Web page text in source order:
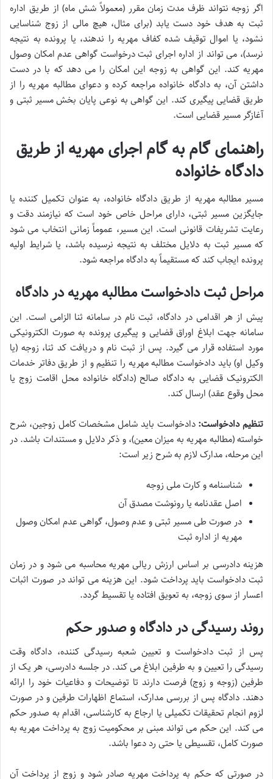
اگر زوجه نتواند ظرف مدت زمان مقرر (معمولاً شش ماه) از طریق اداره
ثبت به هدف خود دست یابد (برای مثال، هیچ مالی از زوج شناسایی
نشود، یا اموال توقیف شده کفاف مهریه را ندهند، یا پرونده به نتیجه
نرسد)، می تواند از اداره اجرای ثبت درخواست گواهی عدم امکان وصول
مهریه کند. این گواهی به زوجه این امکان را می دهد که با در دست
داشتن آن، به دادگاه خانواده مراجعه کرده و دعوای مطالبه مهریه را از
طریق قضایی پیگیری کند. این گواهی به نوعی پایان بخش مسیر ثبتی و
آغازگر مسیر قضایی است.
راهنمای گام به گام اجرای مهریه از طریق
دادگاه خانواده
مسیر مطالبه مهریه از طریق دادگاه خانواده، به عنوان تکمیل کننده یا
جایگزین مسیر ثبتی، دارای مراحل خاص خود است که نیازمند دقت و
رعایت تشریفات قانونی است. این مسیر، عموماً زمانی انتخاب می شود
که مسیر ثبت به دلایل مختلف به نتیجه نرسیده باشد، یا شرایط اولیه
پرونده ایجاب کند که مستقیماً به دادگاه مراجعه شود.
مراحل ثبت دادخواست مطالبه مهریه در دادگاه
پیش از هر اقدامی در دادگاه، ثبت نام در سامانه ثنا الزامی است. این
سامانه جهت ابلاغ اوراق قضایی و پیگیری پرونده به صورت الکترونیکی
مورد استفاده قرار می گیرد. پس از ثبت نام و دریافت کد ثنا، زوجه (یا
وکیل او) باید دادخواست مطالبه مهریه را تنظیم و از طریق دفاتر خدمات
الکترونیک قضایی به دادگاه صالح (دادگاه خانواده محل اقامت زوج یا
محل وقوع عقد) ارسال کند.
تنظیم دادخواست: دادخواست باید شامل مشخصات کامل زوجین، شرح
خواسته (مطالبه مهریه به میزان معین)، و ذکر دلایل و مستندات باشد. در
این مرحله، مدارک لازم به شرح زیر است:
شناسنامه و کارت ملی زوجه
اصل عقدنامه یا رونوشت مصدق آن
در صورت طی مسیر ثبتی و عدم وصول، گواهی عدم امکان وصول
مهریه از اداره ثبت
هزینه دادرسی بر اساس ارزش ریالی مهریه محاسبه می شود و در زمان
ثبت دادخواست باید پرداخت شود. این هزینه می تواند در صورت اثبات
اعسار از سوی زوجه، به تعویق افتاده یا تقسیط گردد.
روند رسیدگی در دادگاه و صدور حکم
پس از ثبت دادخواست و تعیین شعبه رسیدگی کننده، دادگاه وقت
رسیدگی را تعیین و به طرفین ابلاغ می کند. در جلسه دادرسی، هر یک از
طرفین (زوجه و زوج) فرصت دارند تا توضیحات و دفاعیات خود را ارائه
دهند. دادگاه پس از بررسی مدارک، استماع اظهارات طرفین و در صورت
لزوم انجام تحقیقات تکمیلی یا ارجاع به کارشناسی، اقدام به صدور حکم
می کند. این حکم می تواند مبنی بر محکومیت زوج به پرداخت مهریه به
صورت کامل، تقسیطی یا حتی رد دعوا باشد.
در صورتی که حکم به پرداخت مهریه صادر شود و زوج از پرداخت آن